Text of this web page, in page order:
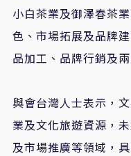
小白茶業及御澤春茶
色、市場拓展及品牌
品加工、品牌行銷及
與會台灣人士表示，
業及文化旅遊資源，
及市場推廣等領域，